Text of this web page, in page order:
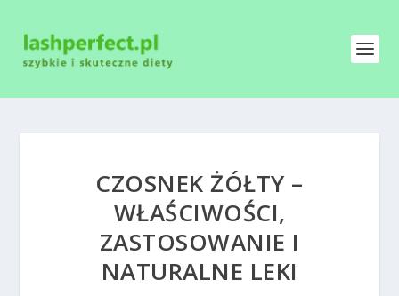
CZOSNEK ŻÓŁTY –
WŁAŚCIWOŚCI,
ZASTOSOWANIE I
NATURALNE LEKI